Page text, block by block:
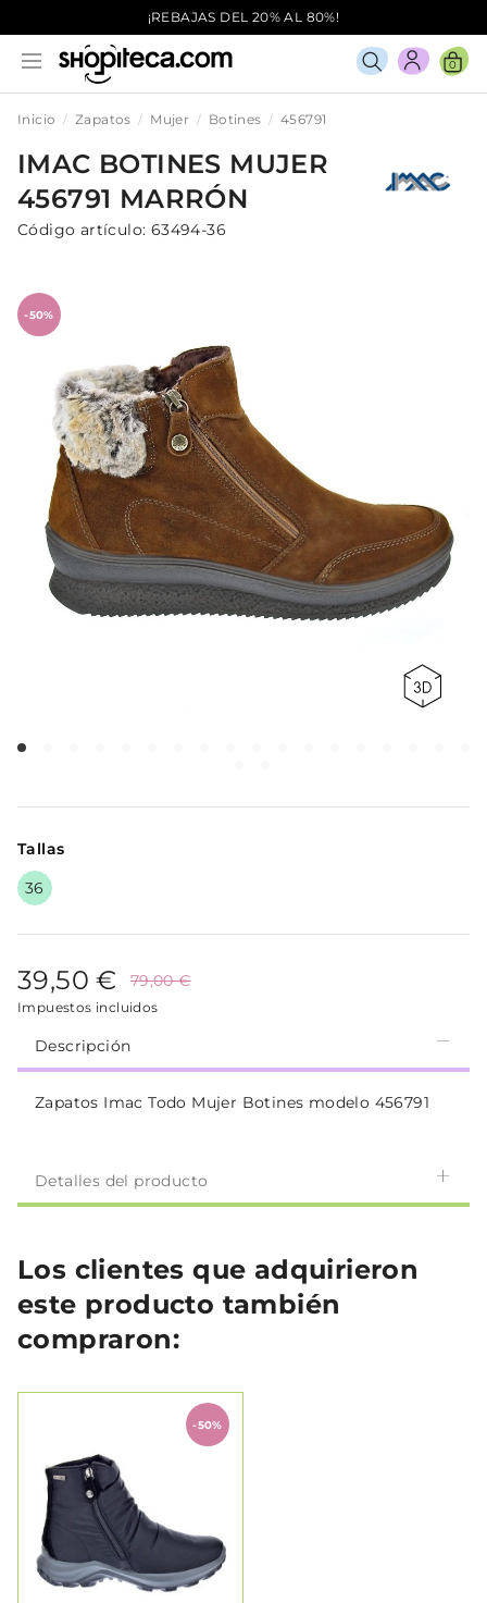
¡REBAJAS DEL 20% AL 80%!
0
Inicio Zapatos Mujer Botines 456791
IMAC BOTINES MUJER
456791 MARRÓN
Código artículo: 63494-36
-50%
Tallas
36
39,50 € 79,00 €
Impuestos incluidos
Descripción
Zapatos Imac Todo Mujer Botines modelo 456791
Detalles del producto
Los clientes que adquirieron
este producto también
compraron:
-50%